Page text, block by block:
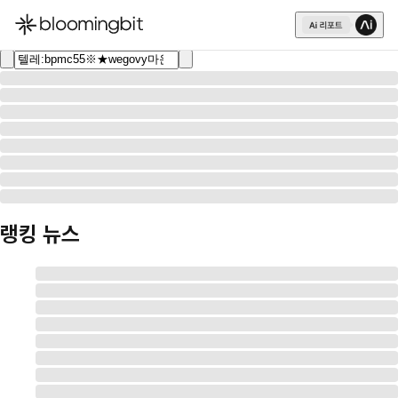
한국어
English
日本語
랭킹 뉴스